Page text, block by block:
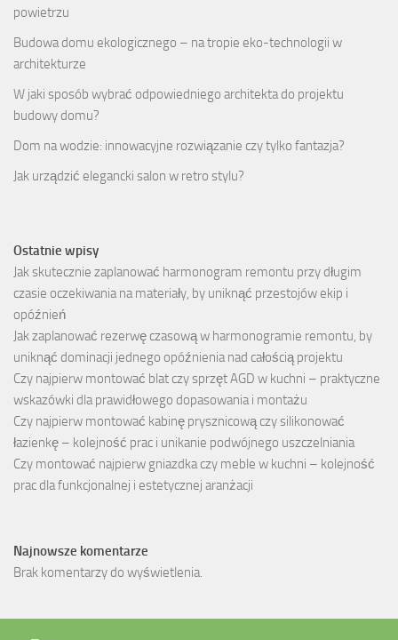
powietrzu
Budowa domu ekologicznego – na tropie eko-technologii w
architekturze
W jaki sposób wybrać odpowiedniego architekta do projektu
budowy domu?
Dom na wodzie: innowacyjne rozwiązanie czy tylko fantazja?
Jak urządzić elegancki salon w retro stylu?
Ostatnie wpisy
Jak skutecznie zaplanować harmonogram remontu przy długim
czasie oczekiwania na materiały, by uniknąć przestojów ekip i
opóźnień
Jak zaplanować rezerwę czasową w harmonogramie remontu, by
uniknąć dominacji jednego opóźnienia nad całością projektu
Czy najpierw montować blat czy sprzęt AGD w kuchni – praktyczne
wskazówki dla prawidłowego dopasowania i montażu
Czy najpierw montować kabinę prysznicową czy silikonować
łazienkę – kolejność prac i unikanie podwójnego uszczelniania
Czy montować najpierw gniazdka czy meble w kuchni – kolejność
prac dla funkcjonalnej i estetycznej aranżacji
Najnowsze komentarze
Brak komentarzy do wyświetlenia.